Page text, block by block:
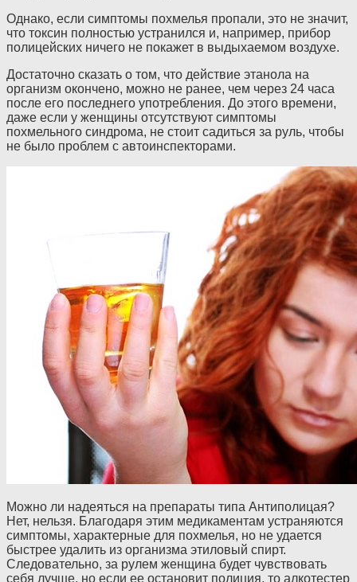
Однако, если симптомы похмелья пропали, это не значит,
что токсин полностью устранился и, например, прибор
полицейских ничего не покажет в выдыхаемом воздухе.
Достаточно сказать о том, что действие этанола на
организм окончено, можно не ранее, чем через 24 часа
после его последнего употребления. До этого времени,
даже если у женщины отсутствуют симптомы
похмельного синдрома, не стоит садиться за руль, чтобы
не было проблем с автоинспекторами.
Можно ли надеяться на препараты типа Антиполицая?
Нет, нельзя. Благодаря этим медикаментам устраняются
симптомы, характерные для похмелья, но не удается
быстрее удалить из организма этиловый спирт.
Следовательно, за рулем женщина будет чувствовать
себя лучше, но если ее остановит полиция, то алкотестер